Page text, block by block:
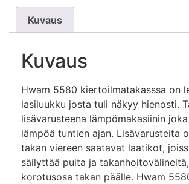
Kuvaus
Kuvaus
Hwam 5580 kiertoilmatakasssa on
lasiluukku josta tuli näkyy hienosti.
lisävarusteena lämpömakasiinin
lämpöä tuntien ajan. Lisävarusteita
takan viereen saatavat laatikot,
säilyttää puita ja
korotusosa takan päälle. Hwam